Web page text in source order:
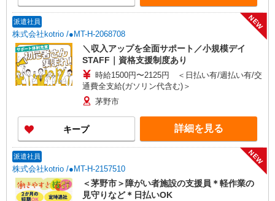
派遣社員
株式会社kotrio /●MT-H-2068708
NEW
＼収入アップを全面サポート／小規模デイ
STAFF｜資格支援制度あり
時給1500円〜2125円 ＜日払い有/週払い有/交
通費全支給(ガソリン代含む)＞
茅野市
キープ 詳細を見る
派遣社員
株式会社kotrio /●MT-H-2157510
NEW
＜茅野市＞障がい者施設の支援員＊軽作業の
見守りなど＊日払いOK